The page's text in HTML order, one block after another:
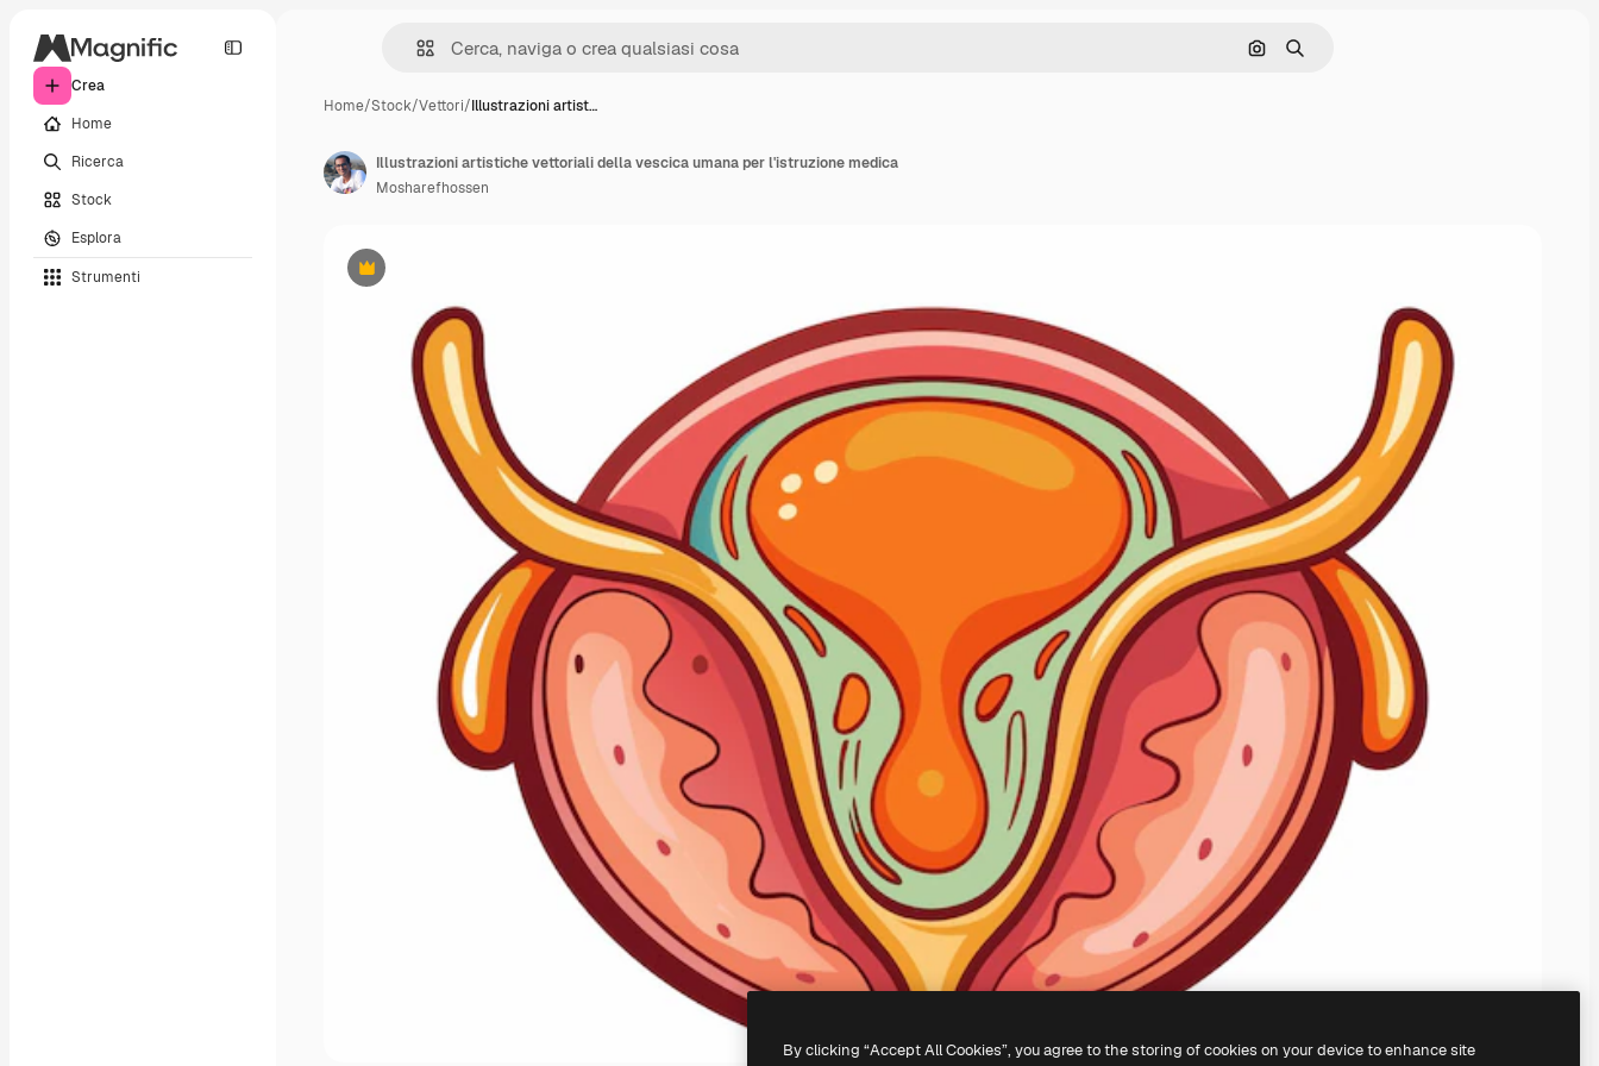
Crea
Home
Ricerca
Stock
Esplora
Strumenti
Cerca per immagine
Ricerca
Home/Stock/Vettori/Illustrazioni artist…
Premium
Illustrazioni artistiche vettoriali della vescica umana per l'istruzione medica
Mosharefhossen
By clicking “Accept All Cookies”, you agree to the storing of cookies on your device to enhance site